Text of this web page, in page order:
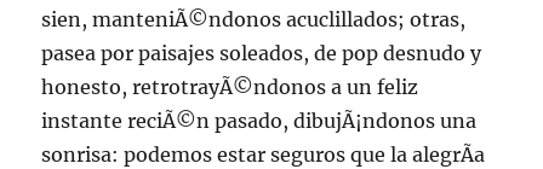
sien, manteniÃ©ndonos acuclillados; otras,
pasea por paisajes soleados, de pop desnudo y
honesto, retrotrayÃ©ndonos a un feliz
instante reciÃ©n pasado, dibujÃ¡ndonos una
sonrisa: podemos estar seguros que la alegrÃ­a